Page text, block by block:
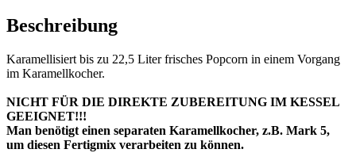
Beschreibung
Karamellisiert bis zu 22,5 Liter frisches Popcorn in einem Vorgang
im Karamellkocher.
NICHT FÜR DIE DIREKTE ZUBEREITUNG IM KESSEL
GEEIGNET!!!
Man benötigt einen separaten Karamellkocher, z.B. Mark 5,
um diesen Fertigmix verarbeiten zu können.